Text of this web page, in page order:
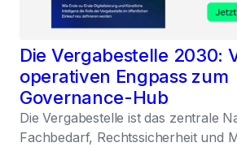
Die Vergabestelle 2030:
operativen Engpass zum
Governance-Hub
Die Vergabestelle ist das zentrale
Fachbedarf, Rechtssicherheit und